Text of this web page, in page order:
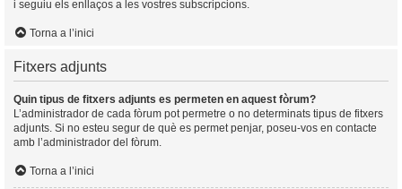
i seguiu els enllaços a les vostres subscripcions.
Torna a l’inici
Fitxers adjunts
Quin tipus de fitxers adjunts es permeten en aquest fòrum?
L’administrador de cada fòrum pot permetre o no determinats tipus de fitxers
adjunts. Si no esteu segur de què es permet penjar, poseu-vos en contacte
amb l’administrador del fòrum.
Torna a l’inici